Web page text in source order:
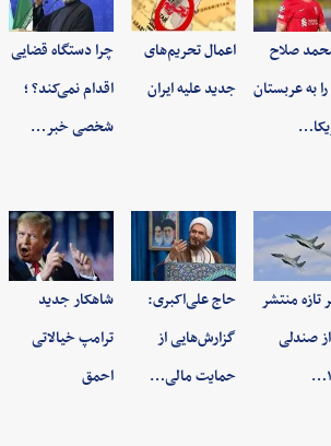
صلاح
را به عربستان
اعمال تحریم‌های
جدید علیه ایران
چرا دستگاه قضایی
اقدام نمی‌کند؟ ؛
شخصی خبر…
تازه منتشر
صندلی
حاج علی‌اکبری:
گزارش‌هایی از
حمایت مالی…
شاهکار جدید
ترامپ خیالاتی
احمق